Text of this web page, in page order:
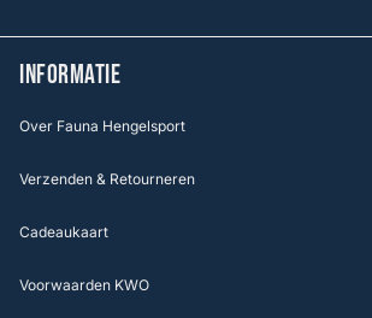
INFORMATIE
Over Fauna Hengelsport
Verzenden & Retourneren
Cadeaukaart
Voorwaarden KWO